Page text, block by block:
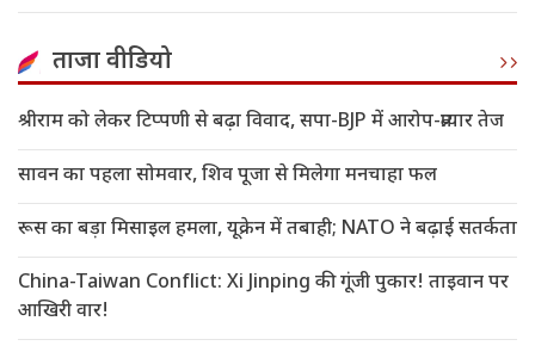
ताजा वीडियो
श्रीराम को लेकर टिप्पणी से बढ़ा विवाद, सपा-BJP में आरोप-प्रत्यार तेज
सावन का पहला सोमवार, शिव पूजा से मिलेगा मनचाहा फल
रूस का बड़ा मिसाइल हमला, यूक्रेन में तबाही; NATO ने बढ़ाई सतर्कता
China-Taiwan Conflict: Xi Jinping की गूंजी पुकार! ताइवान पर
आखिरी वार!